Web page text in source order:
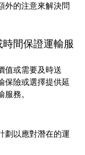
外的注意來解決問
間保證運輸服
值或需要及時送
保險或選擇提供延
務。
劃以應對潛在的運